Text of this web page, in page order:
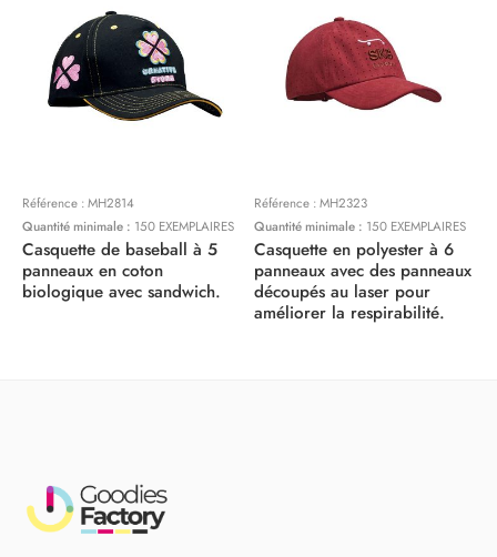
Référence :MH2814
Quantité minimale : 150 EXEMPLAIRES
Casquette de baseball à 5
panneaux en coton
biologique avec sandwich.
Référence :MH2323
Quantité minimale : 150 EXEMPLAIRES
Casquette en polyester à 6
panneaux avec des panneaux
découpés au laser pour
améliorer la respirabilité.